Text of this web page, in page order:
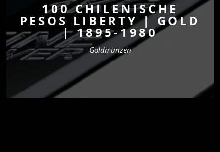
100 CHILENISCHE
PESOS LIBERTY | GOLD
| 1895-1980
Goldmünzen